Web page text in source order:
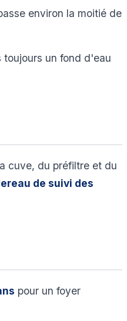
environ la moitié de
toujours un fond d'eau
cuve, du préfiltre et du
de suivi des
pour un foyer